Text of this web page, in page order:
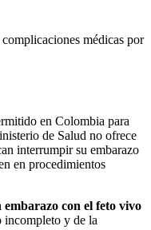
en Colombia para
de Salud no ofrece
interrumpir su embarazo
en procedimientos
con el feto vivo
incompleto y de la